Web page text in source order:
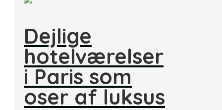
Dejlige
hotelværelser
i Paris som
oser af luksus